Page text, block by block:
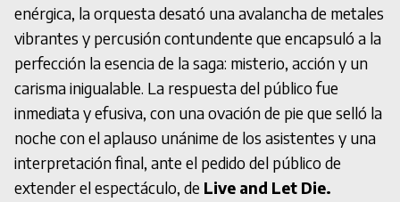
enérgica, la orquesta desató una avalancha de metales
vibrantes y percusión contundente que encapsuló a la
perfección la esencia de la saga: misterio, acción y un
carisma inigualable. La respuesta del público fue
inmediata y efusiva, con una ovación de pie que selló la
noche con el aplauso unánime de los asistentes y una
interpretación final, ante el pedido del público de
extender el espectáculo, de Live and Let Die.